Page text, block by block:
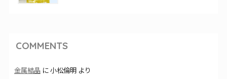
COMMENTS
金属結晶に小松倫明より